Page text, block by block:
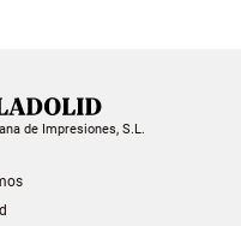
de Impresiones, S.L.